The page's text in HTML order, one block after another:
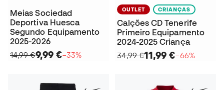
Meias Sociedad
Deportiva Huesca
Segundo Equipamento
2025-2026
14,99 €9,99 €−33%
OUTLET CRIANÇAS
Calções CD Tenerife
Primeiro Equipamento
2024-2025 Criança
34,99 €11,99 €−66%